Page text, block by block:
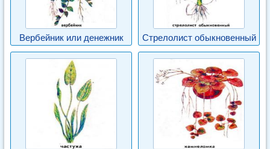
Вербейник или денежник Стрелолист обыкновенный